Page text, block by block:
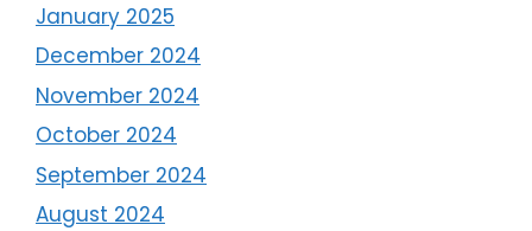
January 2025
December 2024
November 2024
October 2024
September 2024
August 2024